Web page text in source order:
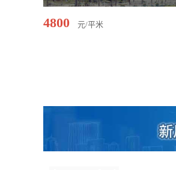
4800 元/平米